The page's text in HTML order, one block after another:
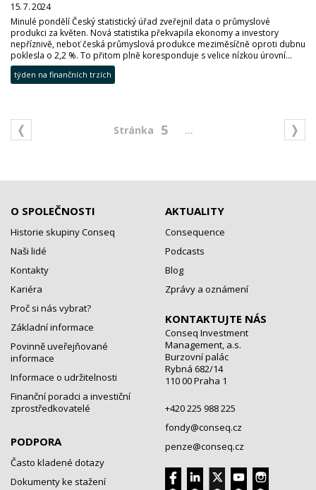
15. 7. 2024
Minulé pondělí Český statistický úřad zveřejnil data o průmyslové
produkci za květen. Nová statistika překvapila ekonomy a investory
nepříznivě, neboť česká průmyslová produkce meziměsíčně oproti dubnu
poklesla o 2,2 %. To přitom plně koresponduje s velice nízkou úrovní...
týden na finančních trzích
5 ...
O SPOLEČNOSTI
Historie skupiny Conseq
Naši lidé
Kontakty
Kariéra
Proč si nás vybrat?
Základní informace
Povinně uveřejňované
informace
Informace o udržitelnosti
Finanční poradci a investiční
zprostředkovatelé
PODPORA
Často kladené dotazy
Dokumenty ke stažení
AKTUALITY
Consequence
Podcasts
Blog
Zprávy a oznámení
KONTAKTUJTE NÁS
Conseq Investment
Management, a.s.
Burzovní palác
Rybná 682/14
110 00 Praha 1
+420 225 988 225
fondy@conseq.cz
penze@conseq.cz